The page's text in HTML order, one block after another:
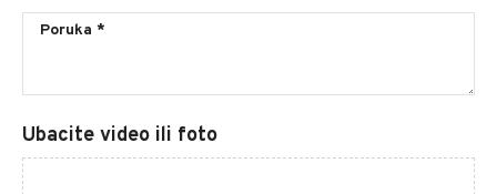
Ubacite video ili foto